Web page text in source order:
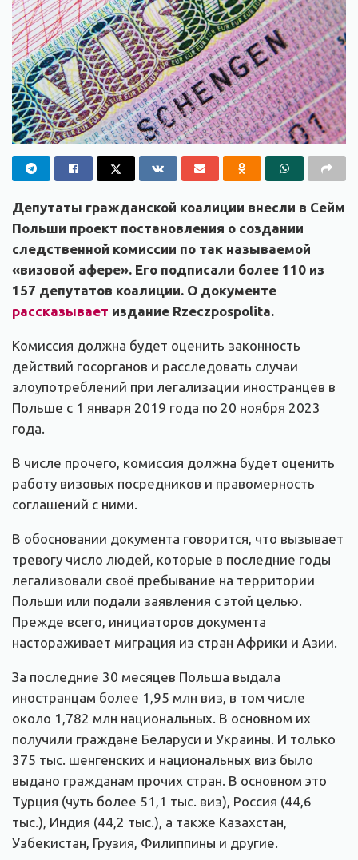
Депутаты гражданской коалиции внесли в Сейм
Польши проект постановления о создании
следственной комиссии по так называемой
«визовой афере». Его подписали более 110 из
157 депутатов коалиции. О документе
рассказывает издание Rzeczpospolita.
Комиссия должна будет оценить законность
действий госорганов и расследовать случаи
злоупотреблений при легализации иностранцев в
Польше с 1 января 2019 года по 20 ноября 2023
года.
В числе прочего, комиссия должна будет оценить
работу визовых посредников и правомерность
соглашений с ними.
В обосновании документа говорится, что вызывает
тревогу число людей, которые в последние годы
легализовали своё пребывание на территории
Польши или подали заявления с этой целью.
Прежде всего, инициаторов документа
настораживает миграция из стран Африки и Азии.
За последние 30 месяцев Польша выдала
иностранцам более 1,95 млн виз, в том числе
около 1,782 млн национальных. В основном их
получили граждане Беларуси и Украины. И только
375 тыс. шенгенских и национальных виз было
выдано гражданам прочих стран. В основном это
Турция (чуть более 51,1 тыс. виз), Россия (44,6
тыс.), Индия (44,2 тыс.), а также Казахстан,
Узбекистан, Грузия, Филиппины и другие.